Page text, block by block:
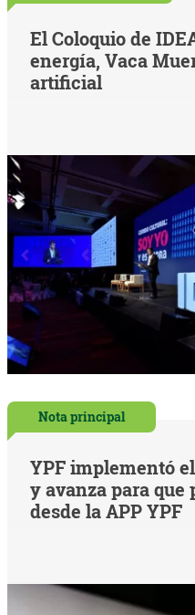
El Coloquio de
energía, Vaca
artificial
Nota principal
YPF implementó
y avanza para que
desde la APP YPF